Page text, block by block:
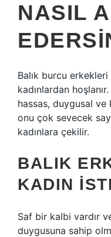
NASIL
Balık burcu
kadınlardan
hassas, duygusal ve
onu çok sevecek
kadınlara çekilir.
BALIK
KADIN
Saf bir kalbi vardır
duygusuna sahip